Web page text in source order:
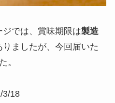
では、賞味期限は製造
りましたが、今回届いた
。
3/18